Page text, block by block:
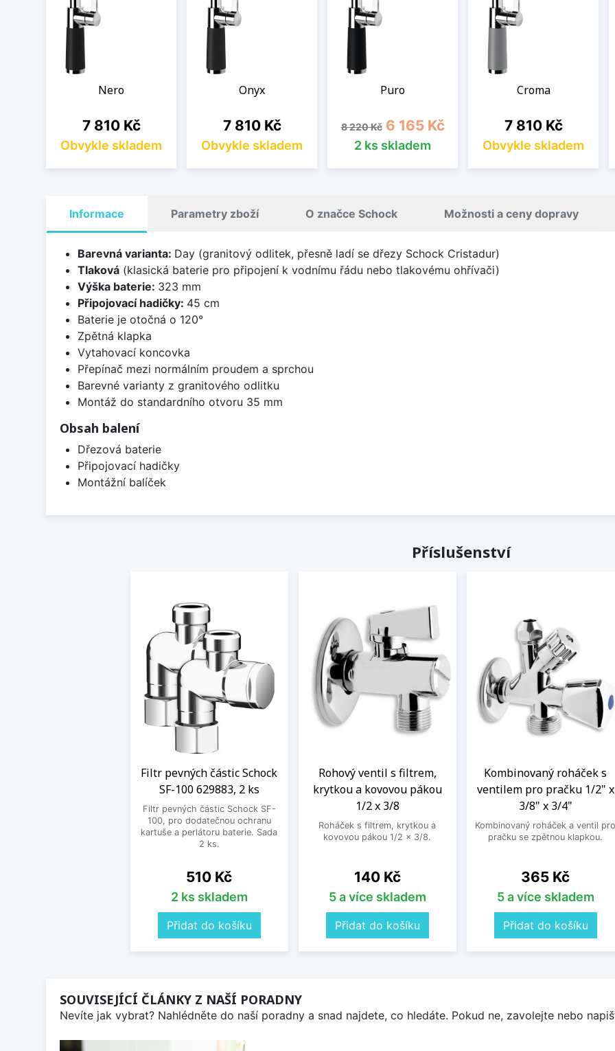
Nero
Cena
7 810 Kč
Obvykle skladem
Onyx
Cena
7 810 Kč
Obvykle skladem
Puro
Běžná cena
8 220 Kč Cena
6 165 Kč
2 ks skladem
Croma
Cena
7 810 Kč
Obvykle skladem
Informace Parametry zboží O značce Schock Možnosti a ceny dopravy
Barevná varianta: Day (granitový odlitek, přesně ladí se dřezy Schock Cristadur)
Tlaková(klasická baterie pro připojení k vodnímu řádu nebo tlakovému ohřívači)
Výška baterie: 323 mm
Připojovací hadičky: 45 cm
Baterie je otočná o 120°
Zpětná klapka
Vytahovací koncovka
Přepínač mezi normálním proudem a sprchou
Barevné varianty z granitového odlitku
Montáž do standardního otvoru 35 mm
Obsah balení
Dřezová baterie
Připojovací hadičky
Montážní balíček
Příslušenství
Filtr pevných částic Schock
SF-100 629883, 2 ks
Filtr pevných částic Schock SF-
100, pro dodatečnou ochranu
kartuše a perlátoru baterie. Sada
2 ks.
Cena
510 Kč
2 ks skladem
Přidat do košíku
Rohový ventil s filtrem,
krytkou a kovovou pákou
1/2 x 3/8
Roháček s filtrem, krytkou a
kovovou pákou 1/2 x 3/8.
Cena
140 Kč
5 a více skladem
Přidat do košíku
Kombinovaný roháček s
ventilem pro pračku 1/2" x
3/8" x 3/4"
Kombinovaný roháček a ventil pro
pračku se zpětnou klapkou.
Cena
365 Kč
5 a více skladem
Přidat do košíku
SOUVISEJÍCÍ ČLÁNKY Z NAŠÍ PORADNY
Nevíte jak vybrat? Nahlédněte do naší poradny a snad najdete, co hledáte. Pokud ne, zavolejte nebo